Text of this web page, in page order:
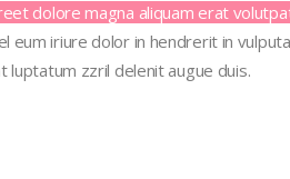
dolore magna aliquam erat
eum iriure dolor in hendrerit in
luptatum zzril delenit augue duis.